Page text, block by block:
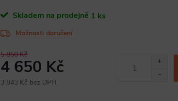
Skladem na prodejně 1 ks
Možnosti doručení
5 850 Kč
4 650 Kč
3 843 Kč bez DPH